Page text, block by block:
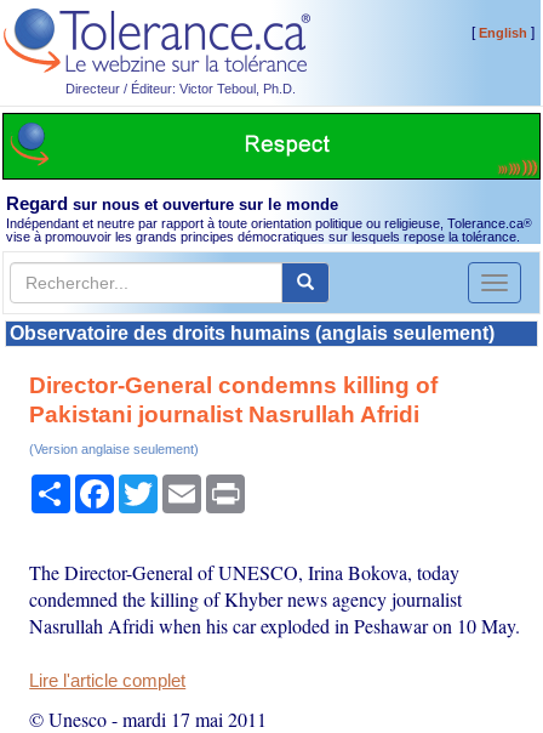
Directeur / Éditeur: Victor Teboul, Ph.D.
[English ]
Regard sur nous et ouverture sur le monde
Indépendant et neutre par rapport à toute orientation politique ou religieuse, Tolerance.ca®
vise à promouvoir les grands principes démocratiques sur lesquels repose la tolérance.
Toggle
Observatoire des droits humains (anglais seulement)
Director-General condemns killing of
Pakistani journalist Nasrullah Afridi
(Version anglaise seulement)
PartagerFacebook
TwitterEmail
The Director-General of UNESCO, Irina Bokova, today
condemned the killing of Khyber news agency journalist
Nasrullah Afridi when his car exploded in Peshawar on 10 May.
Lire l'article complet
© Unesco-mardi 17 mai 2011